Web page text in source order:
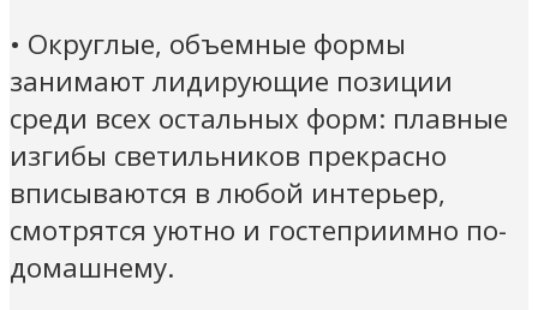
• Округлые, объемные формы
занимают лидирующие позиции
среди всех остальных форм: плавные
изгибы светильников прекрасно
вписываются в любой интерьер,
смотрятся уютно и гостеприимно по-
домашнему.